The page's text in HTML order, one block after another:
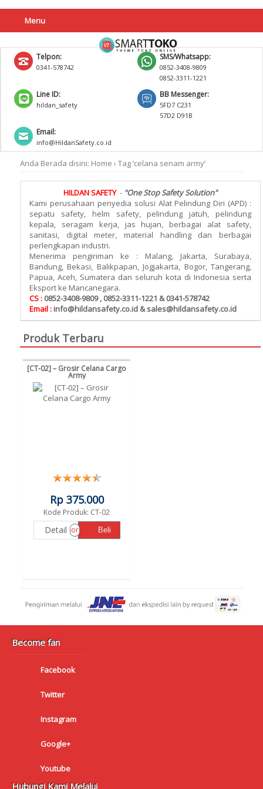
Menu
Telpon:
0341-578742
SMS/Whatsapp:
0852-3408-9809
0852-3311-1221
Line ID:
hildan_safety
BB Messenger:
5FD7 C231
57D2 D91B
Email:
info@HildanSafety.co.id
Anda Berada disini: Home › Tag ‘celana senam army’
HILDAN SAFETY- "One Stop Safety Solution"
Kami perusahaan penyedia solusi Alat Pelindung Diri (APD) :
sepatu safety, helm safety, pelindung jatuh, pelindung
kepala, seragam kerja, jas hujan, berbagai alat safety,
sanitasi, digital meter, material handling dan berbagai
perlengkapan industri.
Menerima pengiriman ke : Malang, Jakarta, Surabaya,
Bandung, Bekasi, Balikpapan, Jogjakarta, Bogor, Tangerang,
Papua, Aceh, Sumatera dan seluruh kota di Indonesia serta
Eksport ke Mancanegara.
CS : 0852-3408-9809 , 0852-3311-1221 & 0341-578742
Email : info@hildansafety.co.id & sales@hildansafety.co.id
Produk Terbaru
[CT-02] – Grosir Celana Cargo
Army
Rp 375.000
Kode Produk: CT-02
Detail or Beli
Become fan
Facebook
Twitter
Instagram
Google+
Youtube
Hubungi Kami Melalui